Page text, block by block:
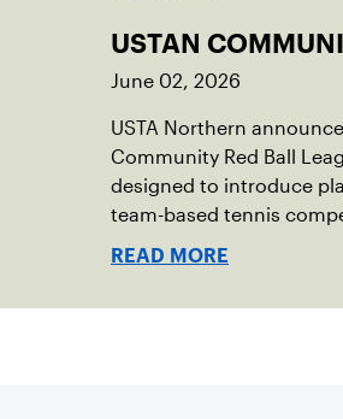
USTAN
June 02, 2026
USTA Northern
Community Red Ball
designed to introduce
team-based tennis
launch in the
READ MORE